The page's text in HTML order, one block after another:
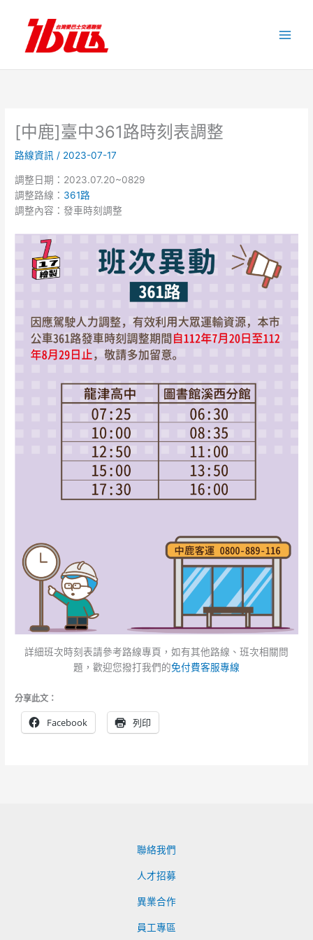
內
[中鹿]臺中361路時刻表調整
路線資訊 / 2023-07-17
調整日期：2023.07.20~0829
調整路線： 361路
調整內容：發車時刻調整
詳細班次時刻表請參考路線專頁，如有其他路線、班次相關問
題，歡迎您撥打我們的免付費客服專線
分享此文：
Facebook 列印
聯絡我們
人才招募
異業合作
員工專區